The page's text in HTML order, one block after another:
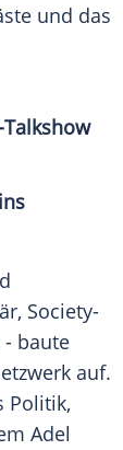
und das
Society-
baute
auf.
Politik,
Adel